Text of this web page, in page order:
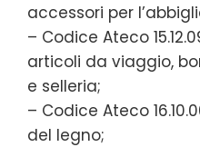
accessori per
– Codice Ateco
articoli da viaggio,
e selleria;
– Codice Ateco
del legno;